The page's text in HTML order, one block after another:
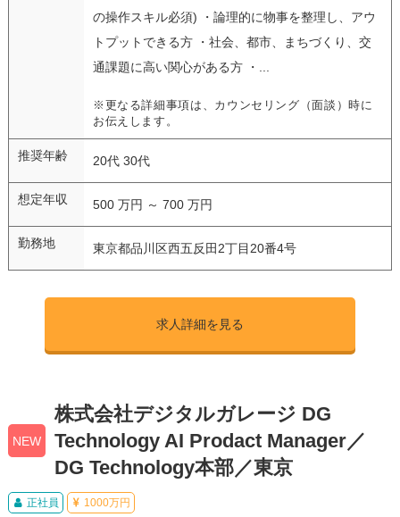
の操作スキル必須) ・論理的に物事を整理し、アウ
トプットできる方 ・社会、都市、まちづくり、交
通課題に高い関心がある方 ・...
※更なる詳細事項は、カウンセリング（面談）時に
お伝えします。
推奨年齢 20代 30代
想定年収 500 万円 ～ 700 万円
勤務地 東京都品川区西五反田2丁目20番4号
求人詳細を見る
NEW
株式会社デジタルガレージ DG
Technology AI Prodact Manager／
DG Technology本部／東京
正社員 1000万円